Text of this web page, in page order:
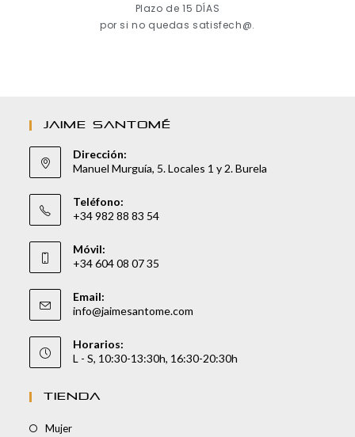
Plazo de 15 DÍAS
por si no quedas satisfech@.
JAIME SANTOMÉ
Dirección:
Manuel Murguía, 5. Locales 1 y 2. Burela
Teléfono:
+34 982 88 83 54
Móvil:
+34 604 08 07 35
Email:
info@jaimesantome.com
Horarios:
L - S, 10:30-13:30h, 16:30-20:30h
TIENDA
Mujer